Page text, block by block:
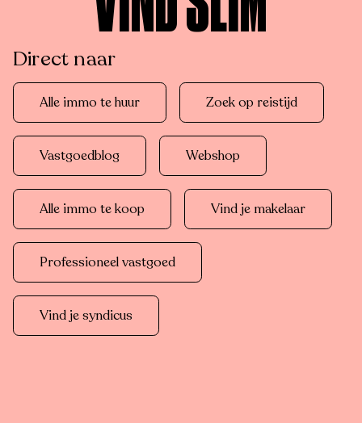
Direct naar
Alle immo te huur Zoek op reistijd
Vastgoedblog Webshop
Alle immo te koop Vind je makelaar
Professioneel vastgoed
Vind je syndicus